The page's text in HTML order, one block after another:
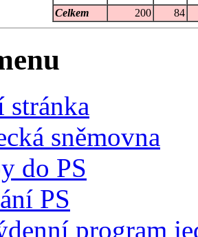
Celkem
200 84
sněmovna
do PS
PS
program